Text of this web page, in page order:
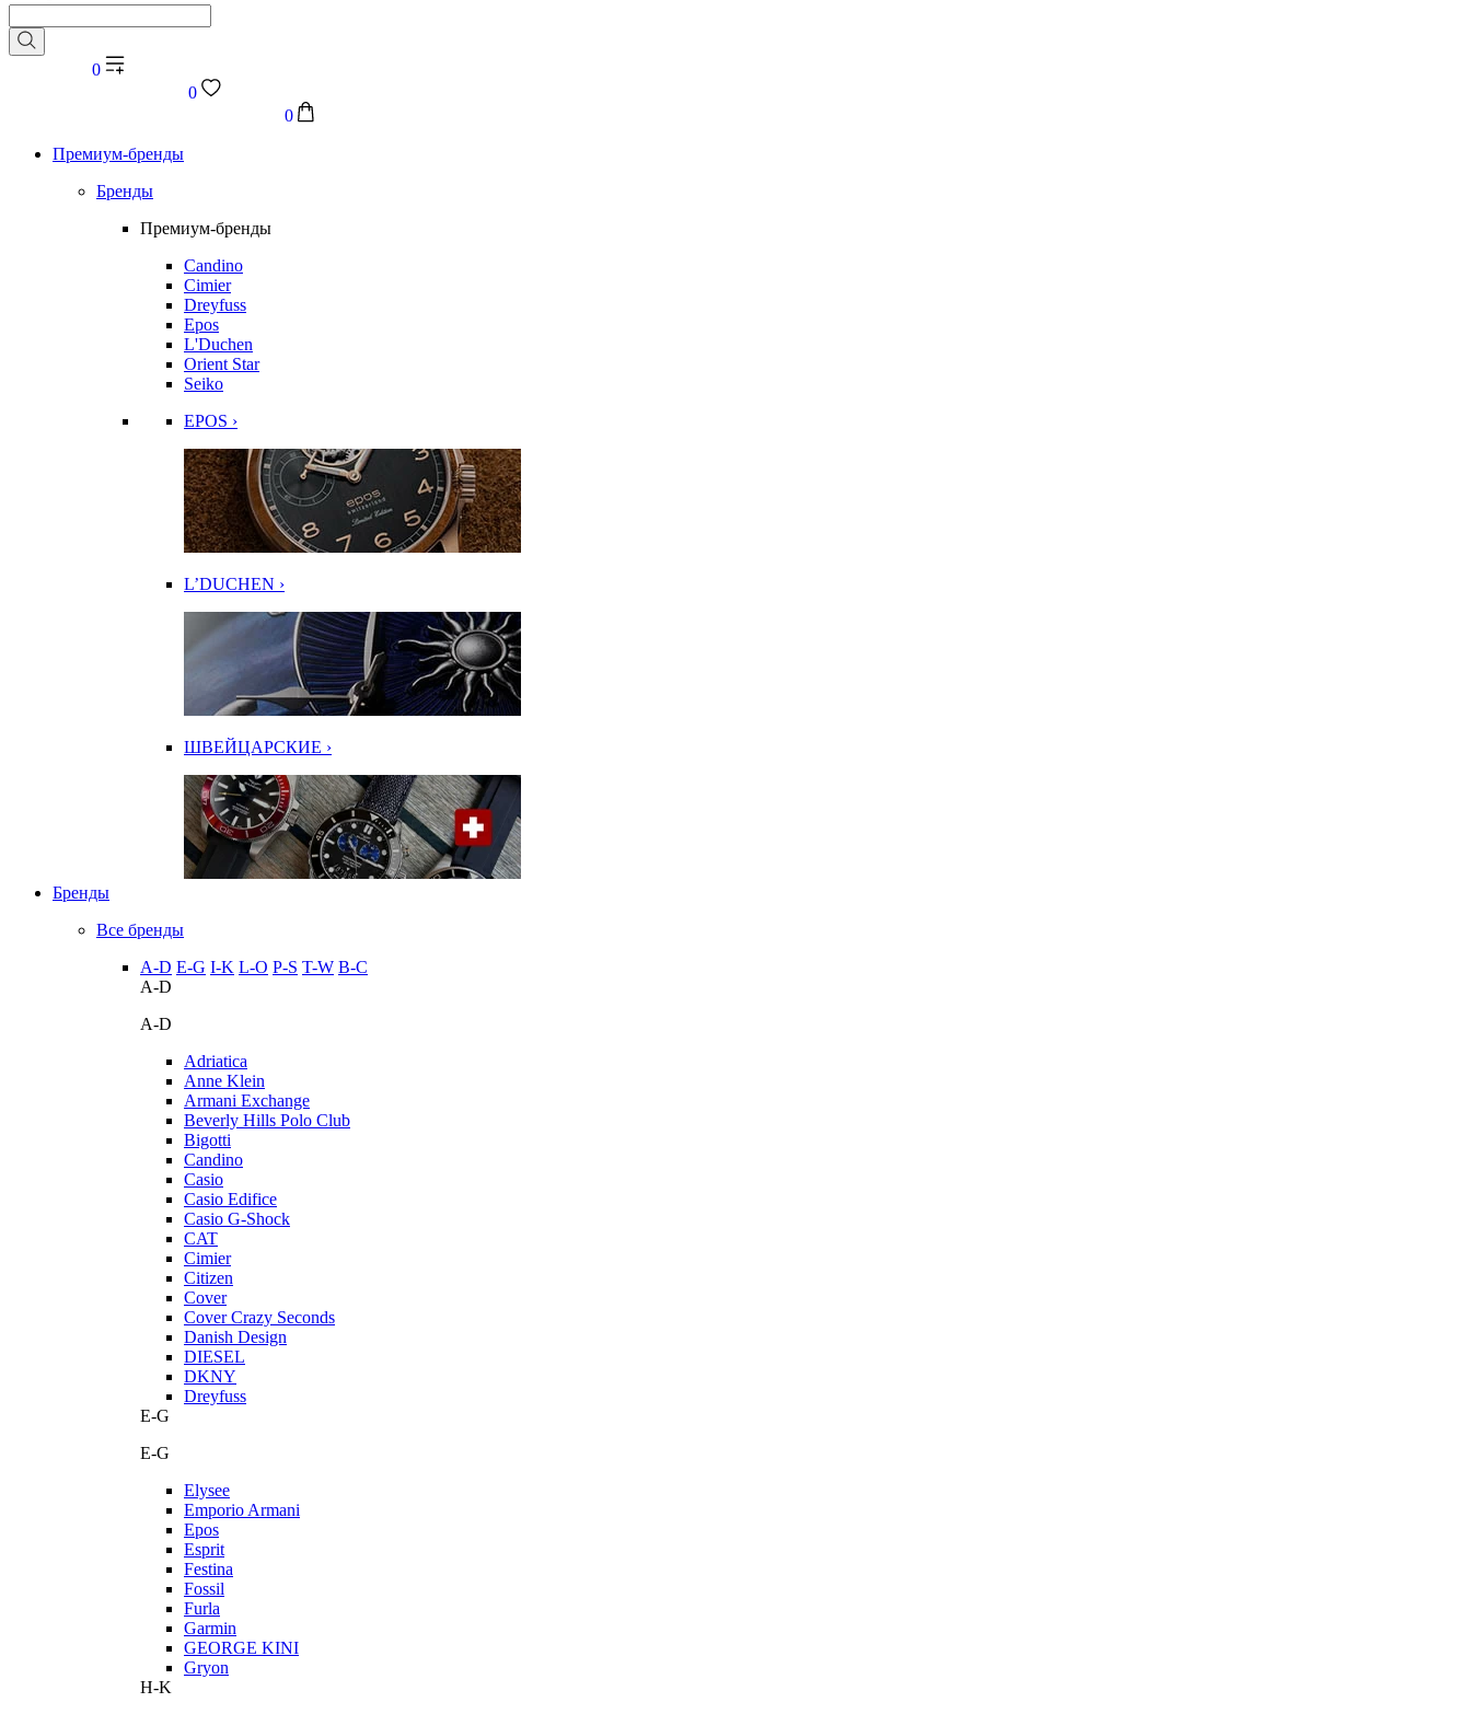
0
0
0
Премиум-бренды
Бренды
Премиум-бренды
Candino
Cimier
Dreyfuss
Epos
L'Duchen
Orient Star
Seiko
EPOS ›
L’DUCHEN ›
ШВЕЙЦАРСКИЕ ›
Бренды
Все бренды
A-D E-G I-K L-O P-S T-W В-С
A-D
A-D
Adriatica
Anne Klein
Armani Exchange
Beverly Hills Polo Club
Bigotti
Candino
Casio
Casio Edifice
Casio G-Shock
CAT
Cimier
Citizen
Cover
Cover Crazy Seconds
Danish Design
DIESEL
DKNY
Dreyfuss
E-G
E-G
Elysee
Emporio Armani
Epos
Esprit
Festina
Fossil
Furla
Garmin
GEORGE KINI
Gryon
H-K